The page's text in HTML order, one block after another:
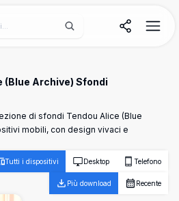
(Blue Archive) Sfondi
di sfondi Tendou Alice (Blue
mobili, con design vivaci e
Tutti i dispositivi Desktop Telefono
Più download Recente